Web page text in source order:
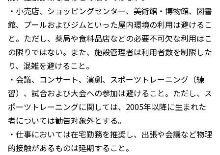
・小売店、ショッピングセンター、美術館・博物館、図書
館、プールおよびジムといった屋内環境の利用は避けるこ
と。ただし、薬局や食料品店などの必要不可欠な利用はこ
の限りではない。また、施設管理者は利用者数を制限した
り、混雑を避けること。
・会議、コンサート、演劇、スポーツトレーニング（練
習）、試合および大会への参加は避けること。ただし、ス
ポーツトレーニングに関しては、2005年以降に生まれた
者については勧告対象外とする。
・仕事においては在宅勤務を推奨し、出張や会議など物理
的接触があるものは延期すること。